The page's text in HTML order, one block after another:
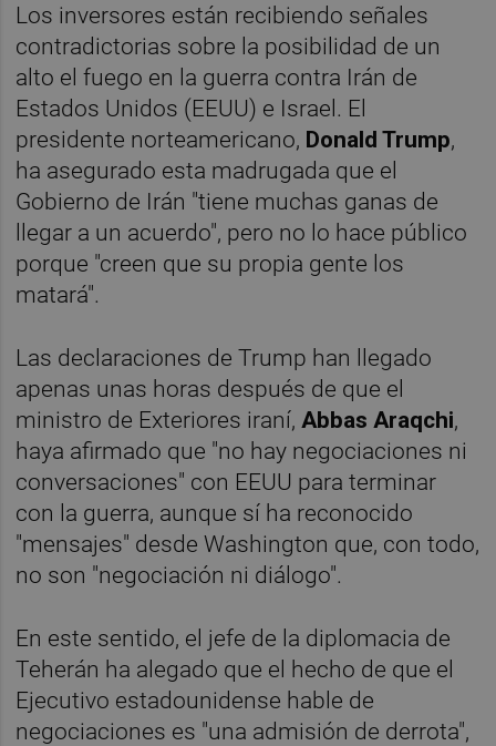
Los inversores están recibiendo señales
contradictorias sobre la posibilidad de un
alto el fuego en la guerra contra Irán de
Estados Unidos (EEUU) e Israel. El
presidente norteamericano, Donald Trump,
ha asegurado esta madrugada que el
Gobierno de Irán "tiene muchas ganas de
llegar a un acuerdo", pero no lo hace público
porque "creen que su propia gente los
matará".
Las declaraciones de Trump han llegado
apenas unas horas después de que el
ministro de Exteriores iraní,Abbas Araqchi,
haya afirmado que "no hay negociaciones ni
conversaciones" con EEUU para terminar
con la guerra, aunque sí ha reconocido
"mensajes" desde Washington que, con todo,
no son "negociación ni diálogo".
En este sentido, el jefe de la diplomacia de
Teherán ha alegado que el hecho de que el
Ejecutivo estadounidense hable de
negociaciones es "una admisión de derrota",